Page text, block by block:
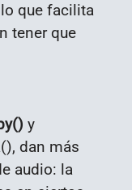
que facilita
tener que
y
dan más
audio: la